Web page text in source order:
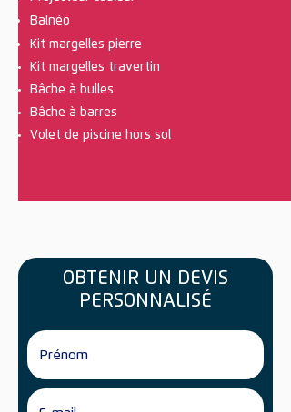
Balnéo
Kit margelles pierre
Kit margelles travertin
Bâche à bulles
Bâche à barres
Volet de piscine hors sol
OBTENIR UN DEVIS
PERSONNALISÉ